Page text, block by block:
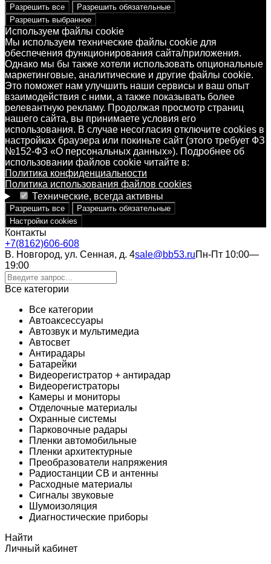
Разрешить все
Разрешить обязательные
Разрешить выбранное
Используем файлы cookie
Мы используем технические файлы cookie для
обеспечения функционирования сайта/приложения.
Однако мы бы также хотели использовать опциональные
маркетинговые, аналитические и другие файлы cookie.
Это поможет нам улучшить наши сервисы и ваш опыт
взаимодействия с ними, а также показывать более
релевантную рекламу. Продолжая просмотр страниц
нашего сайта, вы принимаете условия его
использования. В случае несогласия отключите cookies в
настройках браузера или покиньте сайт (этого требует ФЗ
№152-ФЗ «О персональных данных»). Подробнее об
использовании файлов cookie читайте в:
Политика конфиденциальности
Политика использования файлов cookies
Технические, всегда активны
Разрешить все
Разрешить обязательные
Настройки cookies
Контакты
+7(8162)606-608
В. Новгород, ул. Сенная, д. 4sale@bb53.ruПн-Пт 10:00—
19:00
Все категории
Все категории
Автоаксессуары
Автозвук и мультимедиа
Автосвет
Антирадары
Батарейки
Видеорегистратор + антирадар
Видеорегистраторы
Камеры и мониторы
Отделочные материалы
Охранные системы
Парковочные радары
Пленки автомобильные
Пленки архитектурные
Преобразователи напряжения
Радиостанции CB и антенны
Расходные материалы
Сигналы звуковые
Шумоизоляция
Диагностические приборы
Найти
Личный кабинет